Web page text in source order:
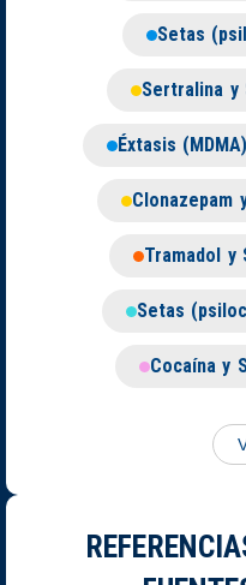
Setas
Sertralina y
Éxtasis
Clonazepam
Tramadol y
Setas
Cocaína y